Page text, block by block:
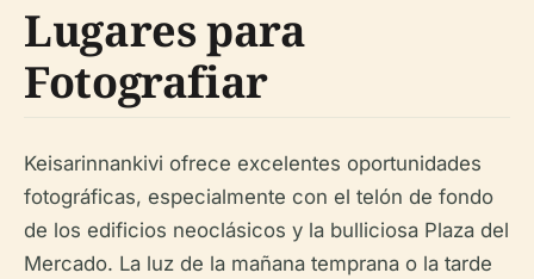
Lugares para
Fotografiar
Keisarinnankivi ofrece excelentes oportunidades
fotográficas, especialmente con el telón de fondo
de los edificios neoclásicos y la bulliciosa Plaza del
Mercado. La luz de la mañana temprana o la tarde